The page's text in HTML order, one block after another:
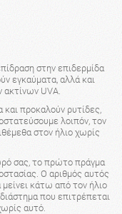
στην επιδερμίδα
εγκαύματα, αλλά και
ακτίνων UVA.
και προκαλούν ρυτίδες,
λοιπόν, τον
στον ήλιο χωρίς
σας, το πρώτο πράγμα
Ο αριθμός αυτός
κάτω από τον ήλιο
που επιτρέπεται
αυτό.